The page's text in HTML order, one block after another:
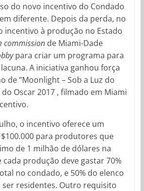
do novo incentivo do Condado
diferente. Depois da perda, no
incentivo à produção no Estado
commissionde Miami-Dade
para criar um programa para
A iniciativa ganhou força
de “Moonlight – Sob a Luz do
Oscar 2017 , filmado em Miami
o incentivo oferece um
para produtores que
de 1 milhão de dólares na
cada produção deve gastar 70%
no condado, e 50% do elenco
ser residentes. Outro requisito